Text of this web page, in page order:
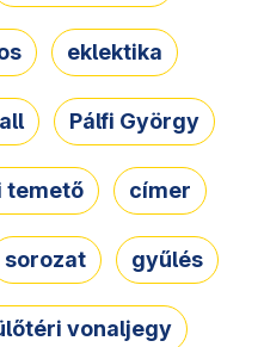
eklektika
Pálfi György
temető címer
sorozat gyűlés
vonaljegy